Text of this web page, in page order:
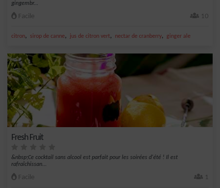
gingembr...
Facile 10
citron, sirop de canne, jus de citron vert, nectar de cranberry, ginger ale
Fresh Fruit
&nbsp;Ce cocktail sans alcool est parfait pour les soirées d'été ! Il est
rafraîchissan...
Facile 1